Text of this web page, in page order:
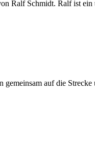
Ralf Schmidt. Ralf ist ein
gemeinsam auf die